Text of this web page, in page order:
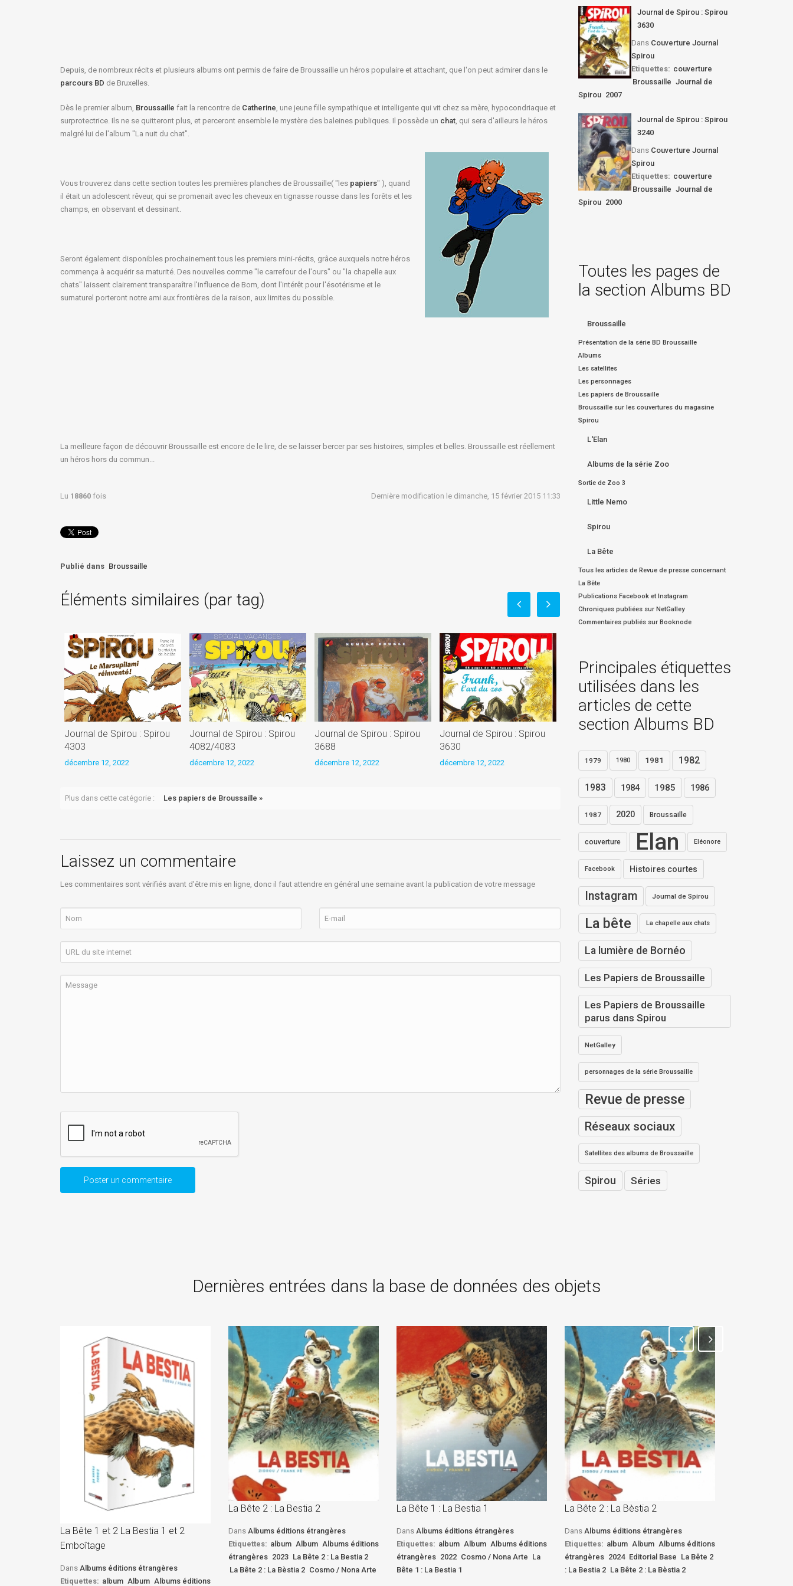
Depuis, de nombreux récits et plusieurs albums ont permis de faire de Broussaille un héros populaire et attachant, que l'on peut admirer dans le
parcours BD de Bruxelles.
Dès le premier album, Broussaille fait la rencontre de Catherine, une jeune fille sympathique et intelligente qui vit chez sa mère, hypocondriaque et
surprotectrice. Ils ne se quitteront plus, et perceront ensemble le mystère des baleines publiques. Il possède un chat, qui sera d'ailleurs le héros
malgré lui de l'album "La nuit du chat".
Vous trouverez dans cette section toutes les premières planches de Broussaille( "les papiers" ), quand
il était un adolescent rêveur, qui se promenait avec les cheveux en tignasse rousse dans les forêts et les
champs, en observant et dessinant.
Seront également disponibles prochainement tous les premiers mini-récits, grâce auxquels notre héros
commença à acquérir sa maturité. Des nouvelles comme "le carrefour de l'ours" ou "la chapelle aux
chats" laissent clairement transparaître l'influence de Bom, dont l'intérêt pour l'ésotérisme et le
surnaturel porteront notre ami aux frontières de la raison, aux limites du possible.
La meilleure façon de découvrir Broussaille est encore de le lire, de se laisser bercer par ses histoires, simples et belles. Broussaille est réellement
un héros hors du commun...
Lu 18860 fois Dernière modification le dimanche, 15 février 2015 11:33
Publié dans Broussaille
Éléments similaires (par tag)
Journal de Spirou : Spirou
4303
décembre 12, 2022
Journal de Spirou : Spirou
4082/4083
décembre 12, 2022
Journal de Spirou : Spirou
3688
décembre 12, 2022
Journal de Spirou : Spirou
3630
décembre 12, 2022
Plus dans cette catégorie : Les papiers de Broussaille »
Laissez un commentaire
Les commentaires sont vérifiés avant d'être mis en ligne, donc il faut attendre en général une semaine avant la publication de votre message
Journal de Spirou : Spirou
3630
Dans Couverture Journal
Spirou
Etiquettes: couverture
Broussaille Journal de
Spirou 2007
Journal de Spirou : Spirou
3240
Dans Couverture Journal
Spirou
Etiquettes: couverture
Broussaille Journal de
Spirou 2000
Toutes les pages de
la section Albums BD
Broussaille
Présentation de la série BD Broussaille
Albums
Les satellites
Les personnages
Les papiers de Broussaille
Broussaille sur les couvertures du magasine
Spirou
L'Elan
Albums de la série Zoo
Sortie de Zoo 3
Little Nemo
Spirou
La Bête
Tous les articles de Revue de presse concernant
La Bête
Publications Facebook et Instagram
Chroniques publiées sur NetGalley
Commentaires publiés sur Booknode
Principales étiquettes
utilisées dans les
articles de cette
section Albums BD
1979 1980 1981 1982
1983 1984 1985 1986
1987 2020 Broussaille
couverture Elan Eléonore
Facebook Histoires courtes
Instagram Journal de Spirou
La bête La chapelle aux chats
La lumière de Bornéo
Les Papiers de Broussaille
Les Papiers de Broussaille
parus dans Spirou
NetGalley
personnages de la série Broussaille
Revue de presse
Réseaux sociaux
Satellites des albums de Broussaille
Spirou Séries
Dernières entrées dans la base de données des objets
La Bête 1 et 2 La Bestia 1 et 2
Emboîtage
Dans Albums éditions étrangères
Etiquettes: album Album Albums éditions
La Bête 2 : La Bestia 2
Dans Albums éditions étrangères
Etiquettes: album Album Albums éditions
étrangères 2023 La Bête 2 : La Bestia 2
La Bête 2 : La Bèstia 2 Cosmo / Nona Arte
La Bête 1 : La Bestia 1
Dans Albums éditions étrangères
Etiquettes: album Album Albums éditions
étrangères 2022 Cosmo / Nona Arte La
Bête 1 : La Bestia 1
La Bête 2 : La Bèstia 2
Dans Albums éditions étrangères
Etiquettes: album Album Albums éditions
étrangères 2024 Editorial Base La Bête 2
: La Bestia 2 La Bête 2 : La Bèstia 2